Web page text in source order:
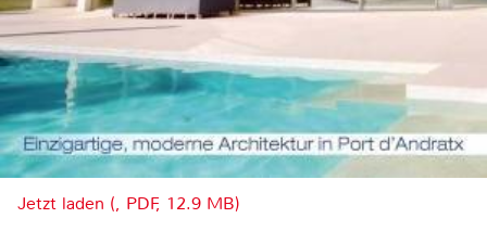
Jetzt laden (, PDF, 12.9 MB)